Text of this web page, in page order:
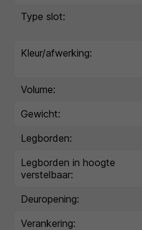
Type slot:
Kleur/afwerking:
Volume:
Gewicht:
Legborden:
Legborden in hoogte
verstelbaar:
Deuropening:
Verankering: